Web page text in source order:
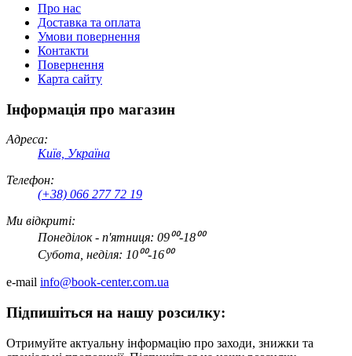
Про нас
Доставка та оплата
Умови повернення
Контакти
Повернення
Карта сайту
Інформація про магазин
Адреса:
Київ, Україна
Телефон:
(+38) 066 277 72 19
Ми відкриті:
Понеділок - п'ятниця: 09⁰⁰-18⁰⁰
Субота, неділя: 10⁰⁰-16⁰⁰
e-mail info@book-center.com.ua
Підпишіться на нашу розсилку:
Отримуйте актуальну інформацію про заходи, знижки та